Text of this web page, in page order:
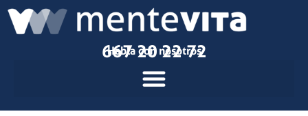
Habla con nosotros
667 20 22 72